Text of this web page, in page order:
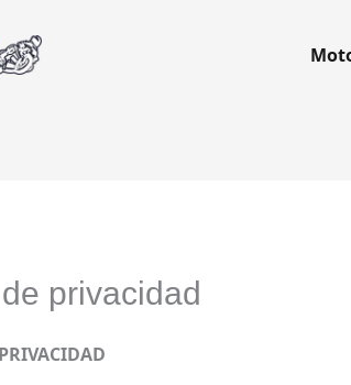
privacidad